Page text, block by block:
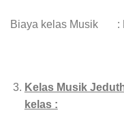
Biaya kelas Musik :
Kelas Musik
kelas :